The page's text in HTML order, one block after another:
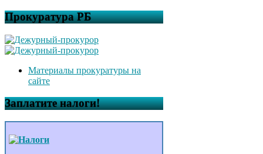
Прокуратура РБ
Материалы прокуратуры на
сайте
Заплатите налоги!